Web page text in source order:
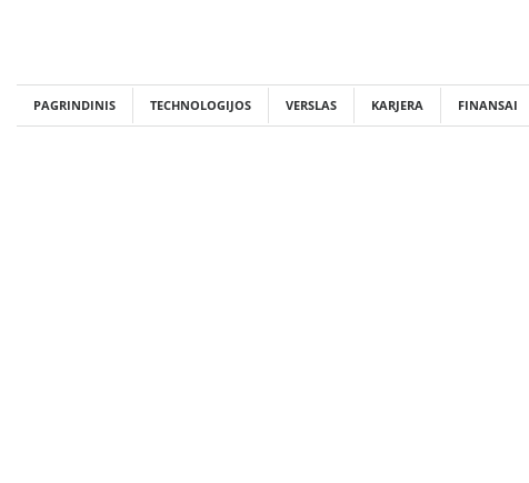
PAGRINDINIS TECHNOLOGIJOS VERSLAS KARJERA FINANSAI